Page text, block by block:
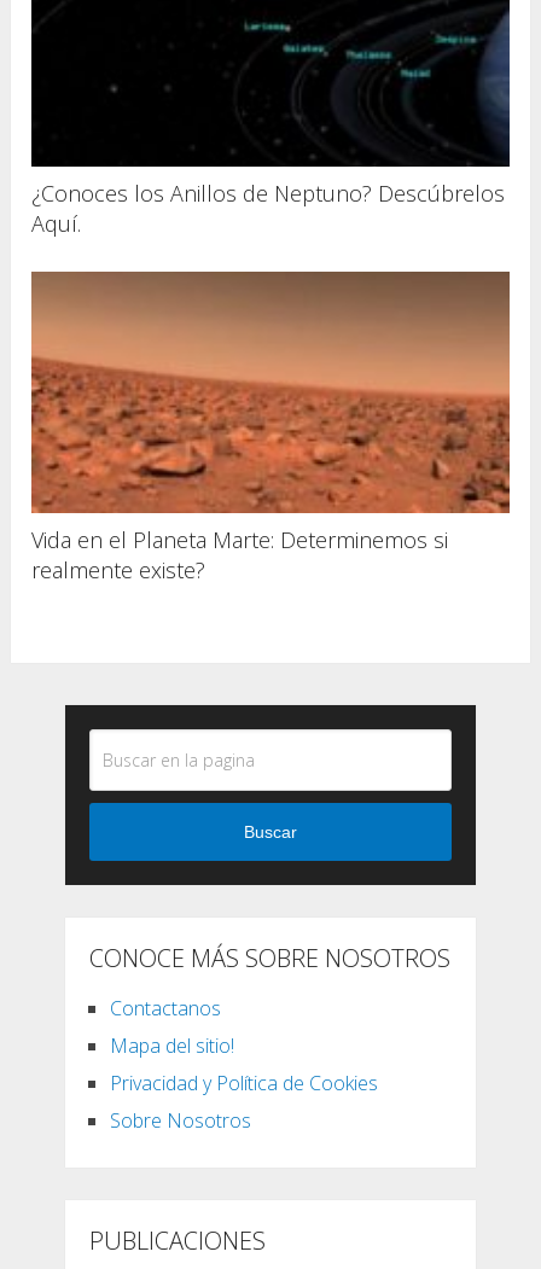
¿Conoces los Anillos de Neptuno? Descúbrelos
Aquí.
Vida en el Planeta Marte: Determinemos si
realmente existe?
Buscar
CONOCE MÁS SOBRE NOSOTROS
Contactanos
Mapa del sitio!
Privacidad y Política de Cookies
Sobre Nosotros
PUBLICACIONES